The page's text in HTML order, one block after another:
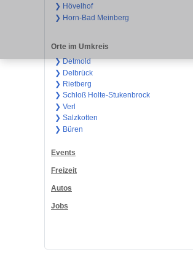
❯ Hövelhof
❯ Horn-Bad Meinberg
Orte im Umkreis
❯ Detmold
❯ Delbrück
❯ Rietberg
❯ Schloß Holte-Stukenbrock
❯ Verl
❯ Salzkotten
❯ Büren
Events
Freizeit
Autos
Jobs